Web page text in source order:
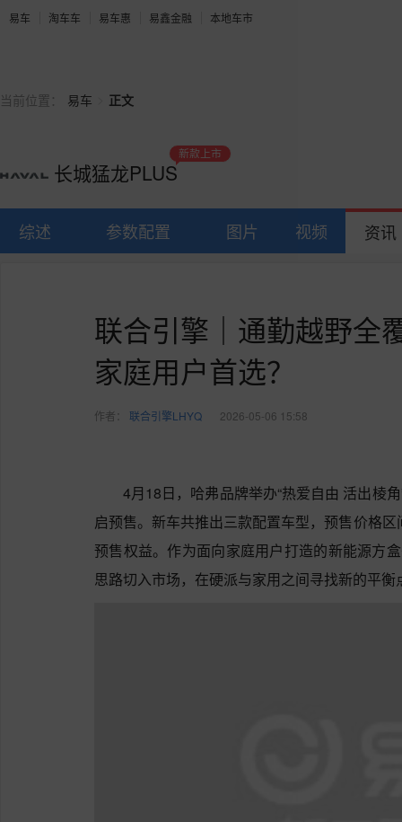
易车 淘车车 易车惠 易鑫金融 本地车市
当前位置： 易车 正文
长城猛龙PLUS
新款上市
综述 参数配置 图片 视频 资讯
联合引擎｜通勤越野全
家庭用户首选？
作者： 联合引擎LHYQ 2026-05-06 15:58
4月18日，哈弗品牌举办“热爱自由 活出棱
启预售。新车共推出三款配置车型，预售价格
预售权益。作为面向家庭用户打造的新能源方
思路切入市场，在硬派与家用之间寻找新的平衡